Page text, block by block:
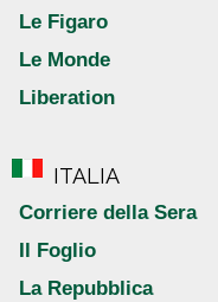
Le Figaro
Le Monde
Liberation
ITALIA
Corriere della Sera
Il Foglio
La Repubblica